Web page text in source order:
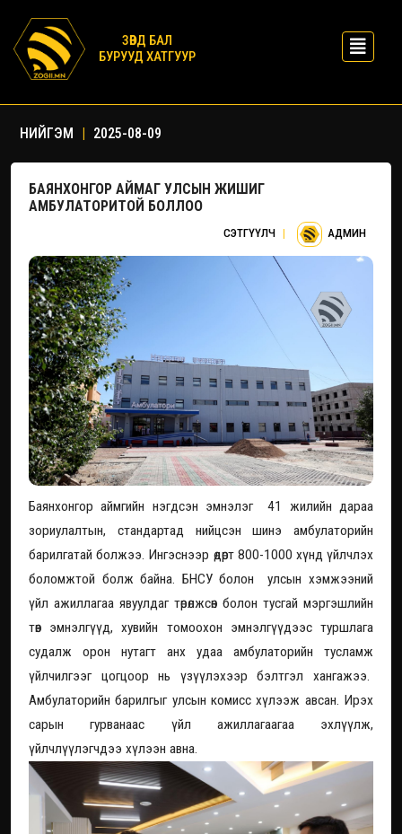
ЗӨВД БАЛ
БУРУУД ХАТГУУР
НИЙГЭМ | 2025-08-09
БАЯНХОНГОР АЙМАГ УЛСЫН ЖИШИГ
АМБУЛАТОРИТОЙ БОЛЛОО
СЭТГҮҮЛЧ | АДМИН
Баянхонгор аймгийн нэгдсэн эмнэлэг 41 жилийн дараа
зориулалтын, стандартад нийцсэн шинэ амбулаторийн
барилгатай болжээ. Ингэснээр өдөрт 800-1000 хүнд үйлчлэх
боломжтой болж байна. БНСУ болон улсын хэмжээний
үйл ажиллагаа явуулдаг төрөлжсөн болон тусгай мэргэшлийн
төв эмнэлгүүд, хувийн томоохон эмнэлгүүдээс туршлага
судалж орон нутагт анх удаа амбулаторийн тусламж
үйлчилгээг цогцоор нь үзүүлэхээр бэлтгэл хангажээ.
Амбулаторийн барилгыг улсын комисс хүлээж авсан. Ирэх
сарын гурванаас үйл ажиллагаагаа эхлүүлж,
үйлчлүүлэгчдээ хүлээн авна.